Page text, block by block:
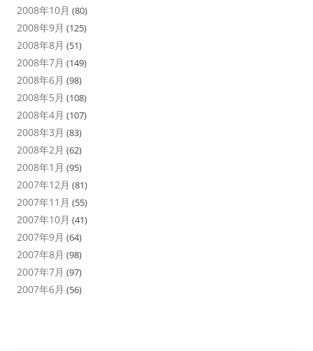
2008年10月 (80)
2008年9月 (125)
2008年8月 (51)
2008年7月 (149)
2008年6月 (98)
2008年5月 (108)
2008年4月 (107)
2008年3月 (83)
2008年2月 (62)
2008年1月 (95)
2007年12月 (81)
2007年11月 (55)
2007年10月 (41)
2007年9月 (64)
2007年8月 (98)
2007年7月 (97)
2007年6月 (56)